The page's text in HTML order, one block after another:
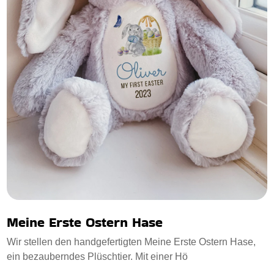
Meine Erste Ostern Hase
Wir stellen den handgefertigten Meine Erste Ostern Hase,
ein bezauberndes Plüschtier. Mit einer Hö